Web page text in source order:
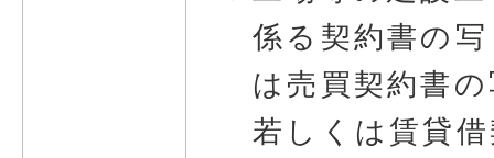
係る契約書の
は売買契約書
若しくは賃貸